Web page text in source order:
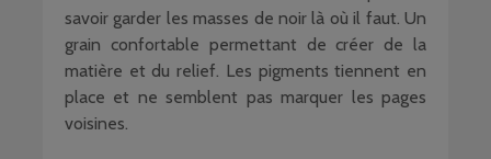
savoir garder les masses de noir là où il faut. Un
grain confortable permettant de créer de la
matière et du relief. Les pigments tiennent en
place et ne semblent pas marquer les pages
voisines.